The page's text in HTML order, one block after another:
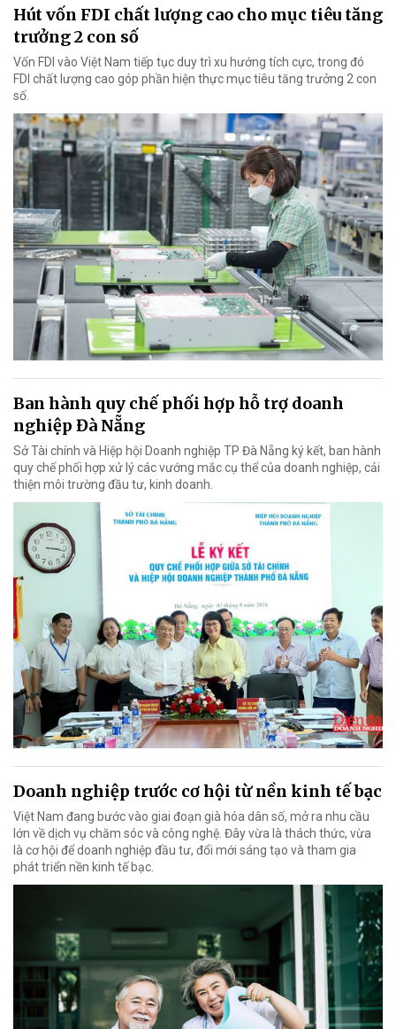
Hút vốn FDI chất lượng cao cho mục tiêu tăng
trưởng 2 con số
Vốn FDI vào Việt Nam tiếp tục duy trì xu hướng tích cực, trong đó
FDI chất lượng cao góp phần hiện thực mục tiêu tăng trưởng 2 con
số.
Ban hành quy chế phối hợp hỗ trợ doanh
nghiệp Đà Nẵng
Sở Tài chính và Hiệp hội Doanh nghiệp TP Đà Nẵng ký kết, ban hành
quy chế phối hợp xử lý các vướng mắc cụ thể của doanh nghiệp, cải
thiện môi trường đầu tư, kinh doanh.
Doanh nghiệp trước cơ hội từ nền kinh tế bạc
Việt Nam đang bước vào giai đoạn già hóa dân số, mở ra nhu cầu
lớn về dịch vụ chăm sóc và công nghệ. Đây vừa là thách thức, vừa
là cơ hội để doanh nghiệp đầu tư, đổi mới sáng tạo và tham gia
phát triển nền kinh tế bạc.